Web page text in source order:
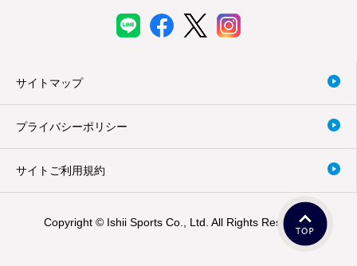
サイトマップ
プライバシーポリシー
サイトご利用規約
Copyright © Ishii Sports Co., Ltd. All Rights Reserved.